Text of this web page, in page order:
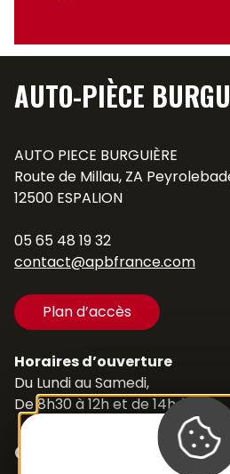
AUTO-PIÈCE
AUTO PIECE BURGUIÈRE
Route de Millau, ZA
12500 ESPALION
05 65 48 19 32
contact@apbfrance.com
Plan d’accès
Horaires d’ouverture
Du Lundi au Samedi,
De 8h30 à 12h et de 14h à 18h
Contacts